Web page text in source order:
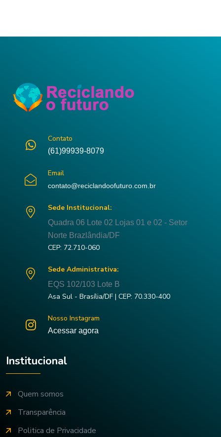
Contato
(61)99939-8079
Email
contato@reciclandoofuturo.com.br
Sede Institucional:
Quadra 06 Lote 02 Lojas 01 e 02 - Setor
Norte Brazlândia/DF
CEP: 72.710-060
Sede Administrativa:
EQS 102/103 Lote B
Asa Sul - Brasília/DF | CEP: 70.330-400
Nosso Instagram
Acessar agora
Institucional
Quem somos
Transparência
Politica de Privacidade